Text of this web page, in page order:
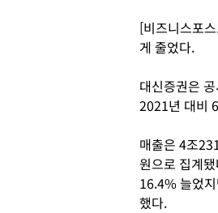
[비즈니스포
게 줄었다.
대신증권은
2021년 대비
매출은 4조
원으로 집계
16.4% 늘었
했다.